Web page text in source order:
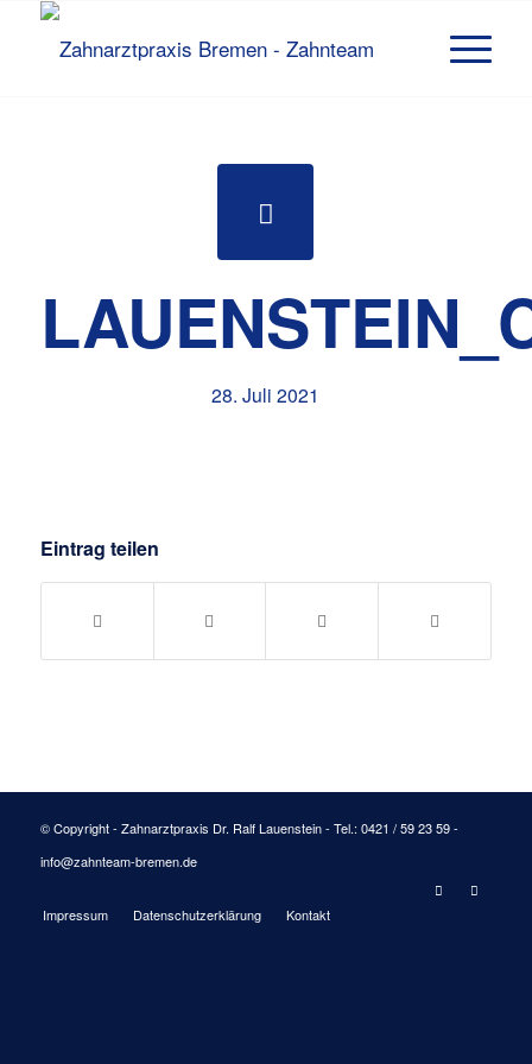
28. Juli 2021
Eintrag teilen
© Copyright - Zahnarztpraxis Dr. Ralf Lauenstein - Tel.: 0421 / 59 23 59 -
info@zahnteam-bremen.de
Impressum Datenschutzerklärung Kontakt